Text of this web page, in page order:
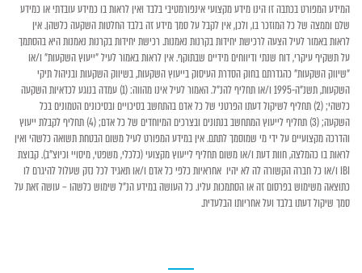
המידע המפורט בכתבה זו הינו מידע מקצועי אינפורמטיבי בלבד ואין לראות בו כמידע עובדתי או כמידע
שלם וממצה של כל המוזכר בו, ולכן, אין לקבל על סמך מידע זה בלבד החלטות השקעה כלשהן. אין
לראות באמור לעיל הצעה לרכישת יחידות בקרנות נאמנות. רכישת יחידות בקרנות נאמנות היא בהסתמך
על תשקיף עיקרי, דוח שנתי ודיווחים מידיים שבתוקף. אין לראות באמור לעיל "ייעוץ השקעות" ו/או
"שיווק השקעות" כהגדרתם בחוק הסדרת העיסוק בייעוץ השקעות, בשיווק השקעות ובניהול תיקי
השקעות, תשנ"ה-1995 ו/או תחליף להנ"ל. האמור לעיל אינו מהווה: (1) עמדה בנוגע לכדאיות השקעה
כלשהי; (2) תחליף לשיקול דעתו הפרטני של כל אדם בהתחשב בסיכויים ובסיכונים הטמונים בכל
השקעה; (3) תחליף לייעוץ המתחשב בנתונים ובצרכים המיוחדים של כל אדם; (4) תחליף לקבלת ייעוץ
והדרכה מקצועיים על ידי מי שמוסמך לתתם. אין במידע המפורט לעיל משום הבטחת תשואה כלשהי ואין
לראות בו כהמלצה, חוות דעת ו/או משום תחליף לייעוץ מקצועי (כלכלי, משפטי, מיסויי וכיוצ"ב). קבוצת
IBI ו/או כל חברה הקשורה לה לא יהיו אחראיות כלפי כל אדם ו/או תאגיד לכל נזק שעלול להיגרם לו
כתוצאה משימוש בפרסום זה או הסתמכות עליו. כל העושה במידע הנ"ל שימוש כלשהו – עושה זאת על
סמך שיקול דעתו בלבד ועל אחריותו הבלעדית.